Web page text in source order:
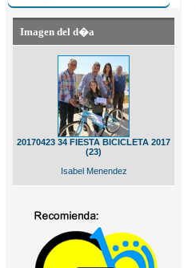
Imagen del d�a
20170423 34 FIESTA BICICLETA 2017
(23)
Isabel Menendez